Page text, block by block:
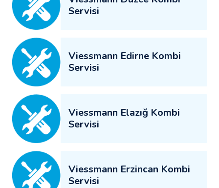
Servisi
Viessmann Edirne Kombi
Servisi
Viessmann Elazığ Kombi
Servisi
Viessmann Erzincan Kombi
Servisi